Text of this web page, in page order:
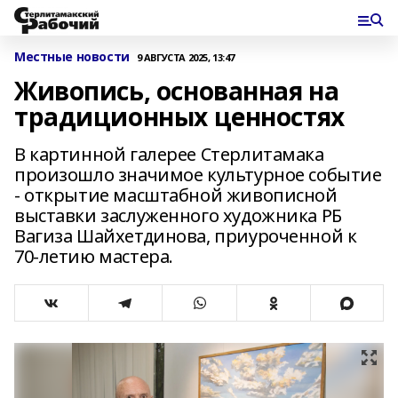
Местные новости 9 АВГУСТА 2025, 13:47
Живопись, основанная на
традиционных ценностях
В картинной галерее Стерлитамака
произошло значимое культурное событие
- открытие масштабной живописной
выставки заслуженного художника РБ
Вагиза Шайхетдинова, приуроченной к
70-летию мастера.